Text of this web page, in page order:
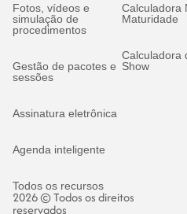
Fotos, vídeos e
simulação de
procedimentos
Gestão de pacotes e
sessões
Assinatura eletrônica
Agenda inteligente
Todos os recursos
Calculadora
Maturidade
Calculadora
Show
2026 © Todos os direitos
reservados